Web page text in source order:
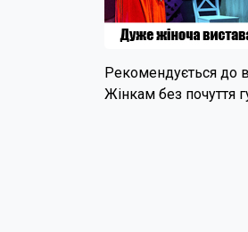
Рекомендується до
Жінкам без почуття